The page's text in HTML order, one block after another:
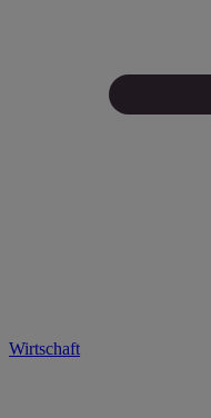
Wirtschaft